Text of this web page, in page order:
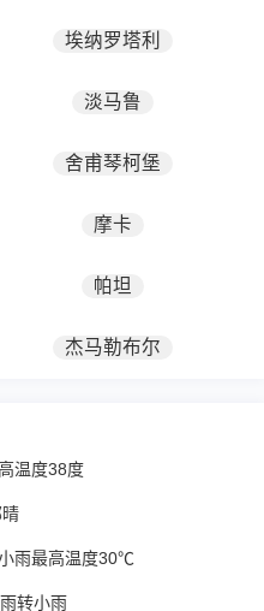
埃纳罗塔利
淡马鲁
舍甫琴柯堡
摩卡
帕坦
杰马勒布尔
温度38度
雨最高温度30℃
转小雨